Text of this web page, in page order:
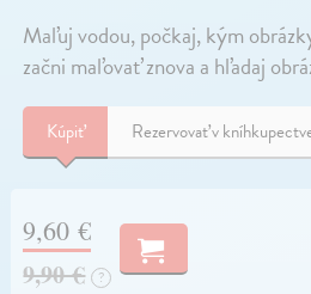
Maľuj vodou, počkaj, kým
začni maľovať znova a hľadaj
Kúpiť Rezervovať v
9,60 €
9,90 €
?